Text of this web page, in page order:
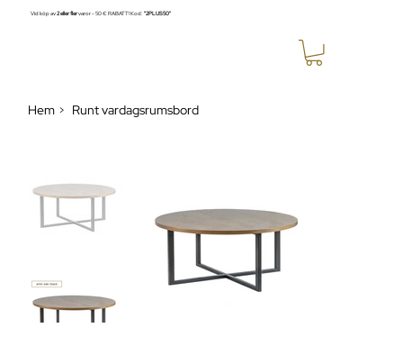
Vid köp av2 eller flervaror - 50 € RABATT! Kod:"2PLUS50"
Hem > Runt vardagsrumsbord